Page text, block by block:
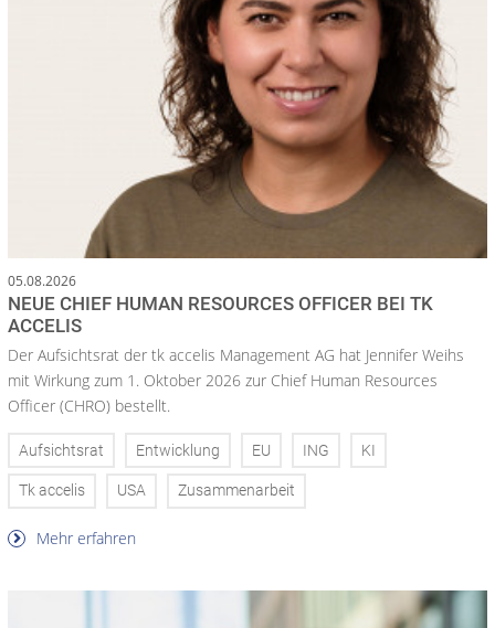
05.08.2026
NEUE CHIEF HUMAN RESOURCES OFFICER BEI TK
ACCELIS
Der Aufsichtsrat der tk accelis Management AG hat Jennifer Weihs
mit Wirkung zum 1. Oktober 2026 zur Chief Human Resources
Officer (CHRO) bestellt.
Aufsichtsrat Entwicklung EU ING KI
Tk accelis USA Zusammenarbeit
Mehr erfahren